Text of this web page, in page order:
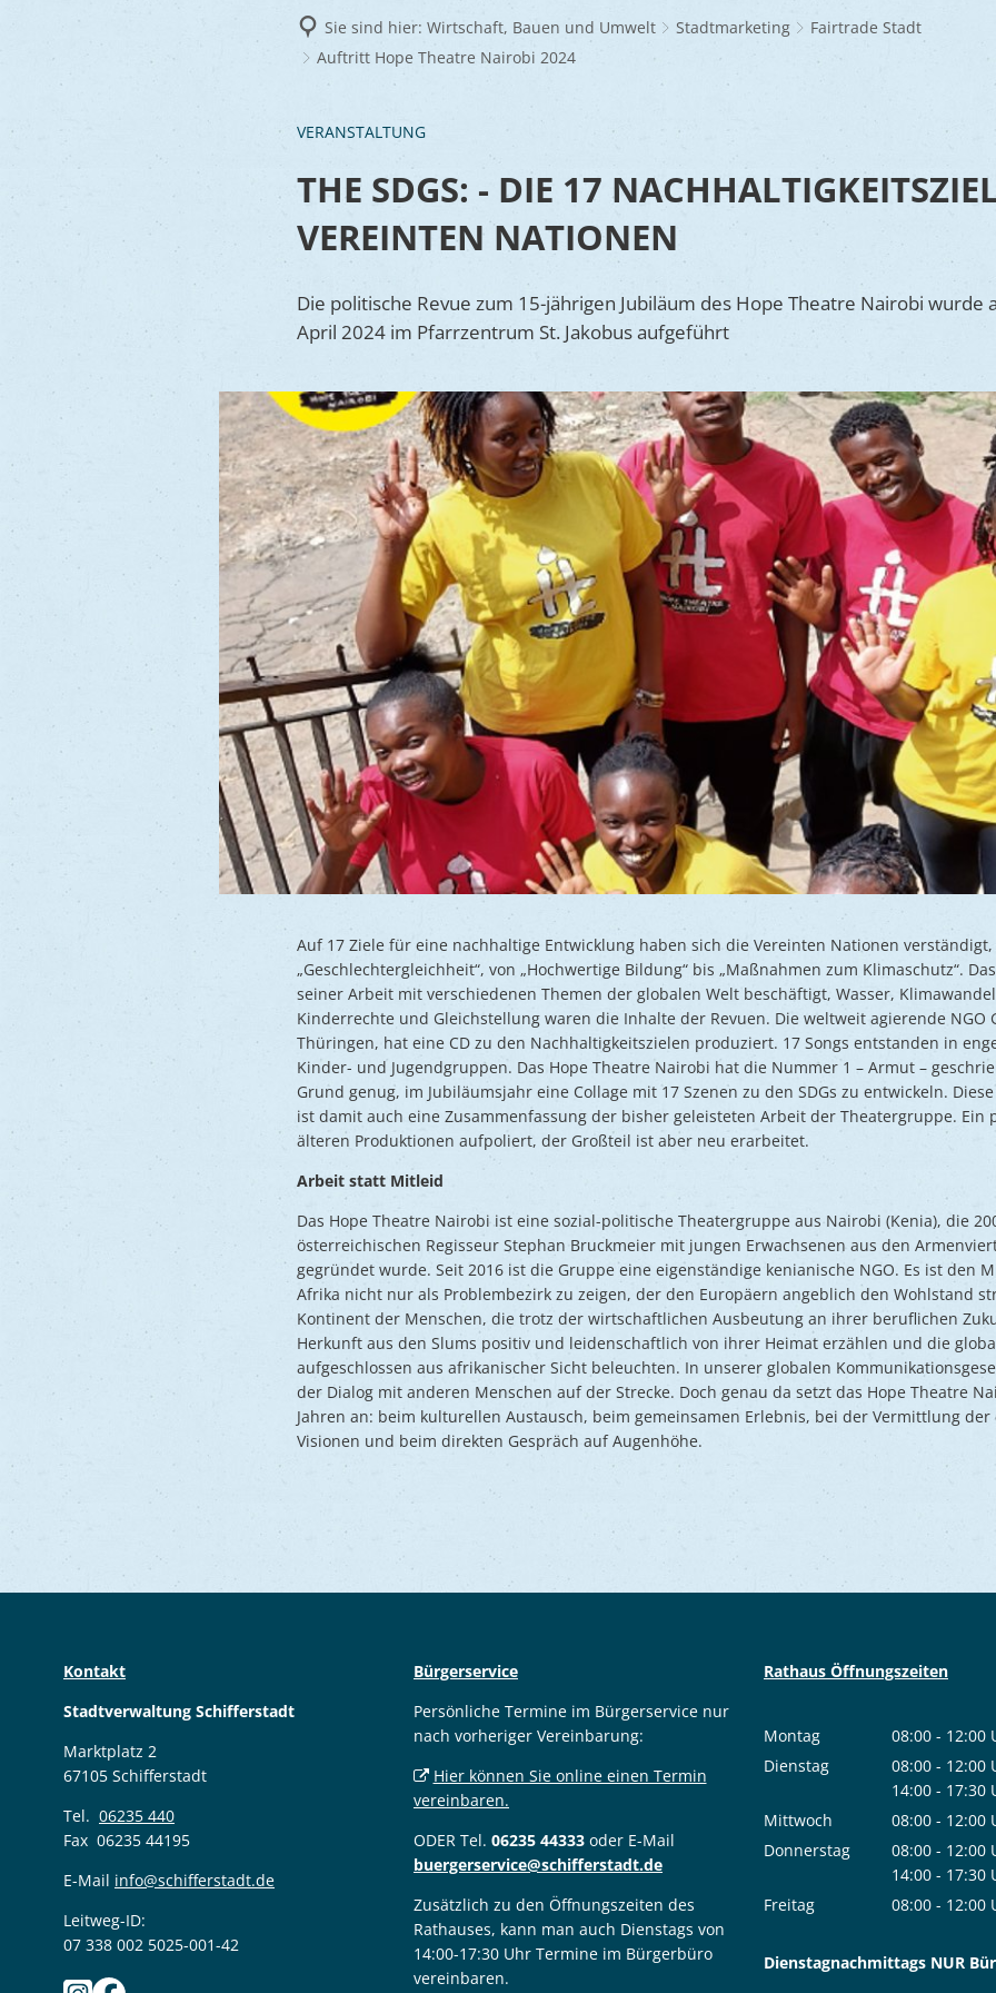
Zucht- und Tierschutz
Laden
Frühlingsmarkt
Kunsthandwerkermarkt
Ukraine Wir als Arbeitgeber
Sie sind hier: Wirtschaft, Bauen und Umwelt Stadtmarketing
Fairtrade Stadt
Auftritt Hope Theatre Nairobi 2024
VERANSTALTUNG
THE SDGS: - DIE 17
VEREINTEN NATIONEN
Die politische Revue zum 15-jährigen Jubiläum des Hope Theatre Nairobi wurde
April 2024 im Pfarrzentrum St. Jakobus aufgeführt
Auf 17 Ziele für eine nachhaltige Entwicklung haben sich die Vereinten Nationen verständigt,
„Geschlechtergleichheit“, von „Hochwertige Bildung“ bis „Maßnahmen zum Klimaschutz“.
seiner Arbeit mit verschiedenen Themen der globalen Welt beschäftigt, Wasser,
Kinderrechte und Gleichstellung waren die Inhalte der Revuen. Die weltweit agierende NGO
Thüringen, hat eine CD zu den Nachhaltigkeitszielen produziert. 17 Songs entstanden in
Kinder- und Jugendgruppen. Das Hope Theatre Nairobi hat die Nummer 1 – Armut –
Grund genug, im Jubiläumsjahr eine Collage mit 17 Szenen zu den SDGs zu entwickeln.
ist damit auch eine Zusammenfassung der bisher geleisteten Arbeit der Theatergruppe. Ein
älteren Produktionen aufpoliert, der Großteil ist aber neu erarbeitet.
Arbeit statt Mitleid
Das Hope Theatre Nairobi ist eine sozial-politische Theatergruppe aus Nairobi (Kenia), die
österreichischen Regisseur Stephan Bruckmeier mit jungen Erwachsenen aus den
gegründet wurde. Seit 2016 ist die Gruppe eine eigenständige kenianische NGO. Es ist den
Afrika nicht nur als Problembezirk zu zeigen, der den Europäern angeblich den Wohlstand
Kontinent der Menschen, die trotz der wirtschaftlichen Ausbeutung an ihrer beruflichen
Herkunft aus den Slums positiv und leidenschaftlich von ihrer Heimat erzählen und die
aufgeschlossen aus afrikanischer Sicht beleuchten. In unserer globalen
der Dialog mit anderen Menschen auf der Strecke. Doch genau da setzt das Hope Theatre
Jahren an: beim kulturellen Austausch, beim gemeinsamen Erlebnis, bei der Vermittlung
Visionen und beim direkten Gespräch auf Augenhöhe.
Kontakt
Stadtverwaltung Schifferstadt
Marktplatz 2
67105 Schifferstadt
Tel. 06235 440
Fax 06235 44195
E-Mail info@schifferstadt.de
Leitweg-ID:
07 338 002 5025-001-42
Bürgerservice
Persönliche Termine im Bürgerservice nur
nach vorheriger Vereinbarung:
Hier können Sie online einen Termin
vereinbaren.
ODER Tel. 06235 44333 oder E-Mail
buergerservice@schifferstadt.de
Zusätzlich zu den Öffnungszeiten des
Rathauses, kann man auch Dienstags von
14:00-17:30 Uhr Termine im Bürgerbüro
vereinbaren.
Rathaus Öffnungszeiten
Montag 08:00 - 12:00
Von 08:00 bis
Dienstag 08:00 - 12:00
Von 08:00 bis
14:00 - 17:30
Von 14:00 bis
Mittwoch 08:00 - 12:00
Von 08:00 bis
Donnerstag 08:00 - 12:00
Von 08:00 bis
14:00 - 17:30
Von 14:00 bis
Freitag 08:00 - 12:00
Dienstagnachmittags NUR